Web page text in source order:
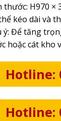
thước: H970 ×
kéo dài và
ý: Để tăng
hoặc cát kho
Hotline:
Hotline: